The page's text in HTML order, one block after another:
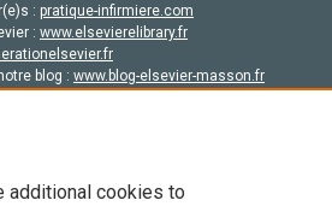
: pratique-infirmiere.com
: www.elsevierelibrary.fr
blog : www.blog-elsevier-masson.fr
additional cookies to